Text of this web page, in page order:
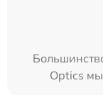
Optics